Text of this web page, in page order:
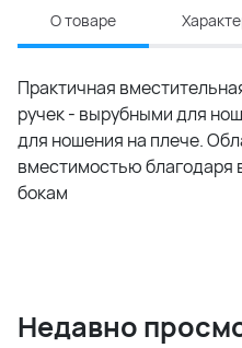
О товаре
Практичная
ручек - вырубными для
для ношения на плече.
вместимостью благодаря
бокам
Недавно